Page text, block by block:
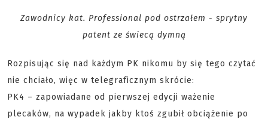
Zawodnicy kat. Professional pod ostrzałem - sprytny
patent ze świecą dymną
Rozpisując się nad każdym PK nikomu by się tego czytać
nie chciało, więc w telegraficznym skrócie:
PK4 – zapowiadane od pierwszej edycji ważenie
plecaków, na wypadek jakby ktoś zgubił obciążenie po